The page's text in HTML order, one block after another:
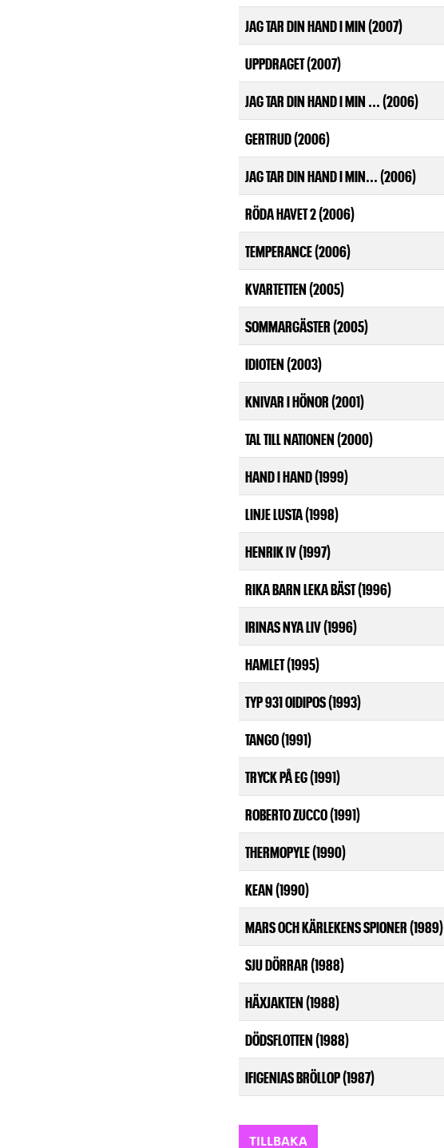
JAG TAR DIN HAND I MIN (2007)
UPPDRAGET (2007)
JAG TAR DIN HAND I MIN ... (2006)
GERTRUD (2006)
JAG TAR DIN HAND I MIN... (2006)
RÖDA HAVET 2 (2006)
TEMPERANCE (2006)
KVARTETTEN (2005)
SOMMARGÄSTER (2005)
IDIOTEN (2003)
KNIVAR I HÖNOR (2001)
TAL TILL NATIONEN (2000)
HAND I HAND (1999)
LINJE LUSTA (1998)
HENRIK IV (1997)
RIKA BARN LEKA BÄST (1996)
IRINAS NYA LIV (1996)
HAMLET (1995)
TYP 931 OIDIPOS (1993)
TANGO (1991)
TRYCK PÅ EG (1991)
ROBERTO ZUCCO (1991)
THERMOPYLE (1990)
KEAN (1990)
MARS OCH KÄRLEKENS SPIONER (1989)
SJU DÖRRAR (1988)
HÄXJAKTEN (1988)
DÖDSFLOTTEN (1988)
IFIGENIAS BRÖLLOP (1987)
TILLBAKA